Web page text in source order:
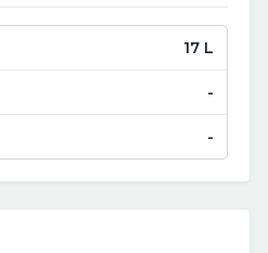
17 L
-
-